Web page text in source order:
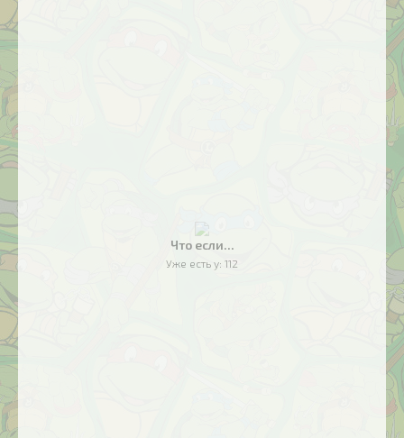
Что если...
Уже есть у: 112